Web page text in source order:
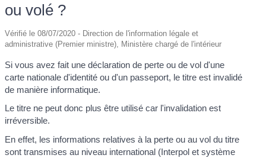
ou volé ?
Vérifié le 08/07/2020 - Direction de l'information légale et
administrative (Premier ministre), Ministère chargé de l'intérieur
Si vous avez fait une déclaration de perte ou de vol d'une
carte nationale d'identité ou d'un passeport, le titre est invalidé
de manière informatique.
Le titre ne peut donc plus être utilisé car l'invalidation est
irréversible.
En effet, les informations relatives à la perte ou au vol du titre
sont transmises au niveau international (Interpol et système